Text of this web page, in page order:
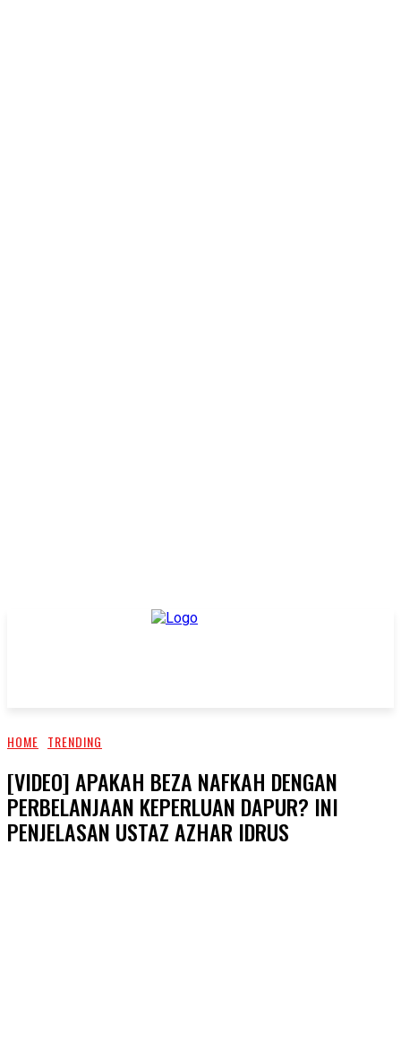
HOME TRENDING
[VIDEO] APAKAH BEZA NAFKAH DENGAN
PERBELANJAAN KEPERLUAN DAPUR? INI
PENJELASAN USTAZ AZHAR IDRUS